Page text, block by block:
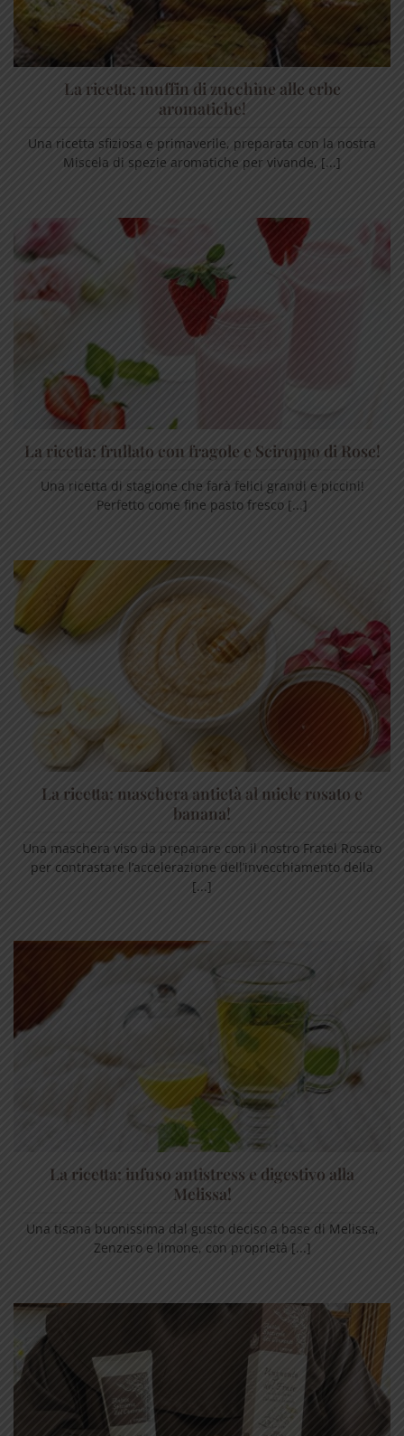
La ricetta: muffin di zucchine alle erbe
aromatiche!
Una ricetta sfiziosa e primaverile, preparata con la nostra
Miscela di spezie aromatiche per vivande, [...]
La ricetta: frullato con fragole e Sciroppo di Rose!
Una ricetta di stagione che farà felici grandi e piccini!
Perfetto come fine pasto fresco [...]
La ricetta: maschera antietà al miele rosato e
banana!
Una maschera viso da preparare con il nostro Fratel Rosato
per contrastare l’accelerazione dell’invecchiamento della
[...]
La ricetta: infuso antistress e digestivo alla
Melissa!
Una tisana buonissima dal gusto deciso a base di Melissa,
Zenzero e limone, con proprietà [...]